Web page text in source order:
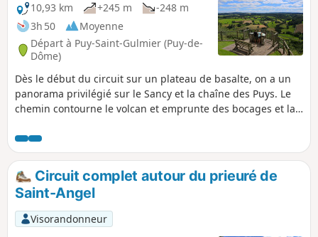
10,93 km
+245 m
-248 m
3h 50
Moyenne
Départ à Puy-Saint-Gulmier (Puy-de-
Dôme)
Dès le début du circuit sur un plateau de basalte, on a un
panorama privilégié sur le Sancy et la chaîne des Puys. Le
chemin contourne le volcan et emprunte des bocages et la
près, bois et étangs.
Circuit complet autour du prieuré de
Saint-Angel
Visorandonneur